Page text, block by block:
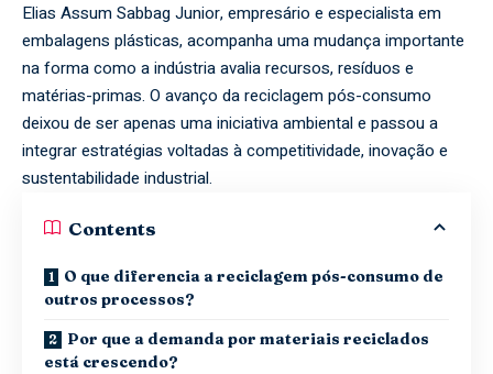
Elias Assum Sabbag Junior, empresário e especialista em
embalagens plásticas, acompanha uma mudança importante
na forma como a indústria avalia recursos, resíduos e
matérias-primas. O avanço da reciclagem pós-consumo
deixou de ser apenas uma iniciativa ambiental e passou a
integrar estratégias voltadas à competitividade, inovação e
sustentabilidade industrial.
Contents
O que diferencia a reciclagem pós-consumo de
outros processos?
Por que a demanda por materiais reciclados
está crescendo?